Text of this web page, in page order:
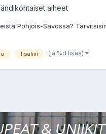
aiheet
Pohjois-Savossa?
Iisalmi (ja %d lisää)